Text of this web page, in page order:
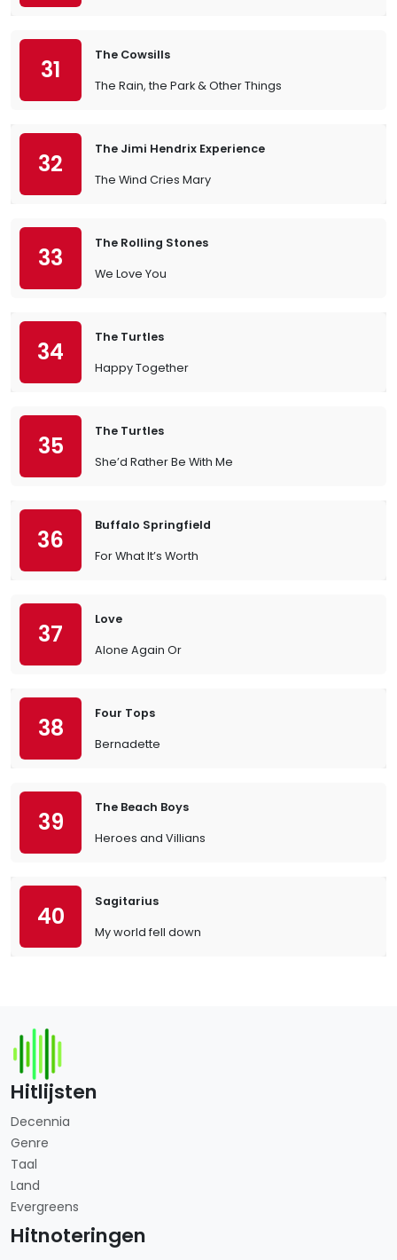
31
The Cowsills
The Rain, the Park & Other Things
32
The Jimi Hendrix Experience
The Wind Cries Mary
33
The Rolling Stones
We Love You
34
The Turtles
Happy Together
35
The Turtles
She’d Rather Be With Me
36
Buffalo Springfield
For What It’s Worth
37
Love
Alone Again Or
38
Four Tops
Bernadette
39
The Beach Boys
Heroes and Villians
40
Sagitarius
My world fell down
Hitlijsten
Decennia
Genre
Taal
Land
Evergreens
Hitnoteringen